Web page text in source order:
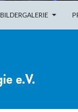
BILDERGALERIE